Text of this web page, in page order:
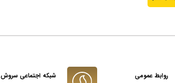
روابط عمومی شبکه اجتماعی سروش